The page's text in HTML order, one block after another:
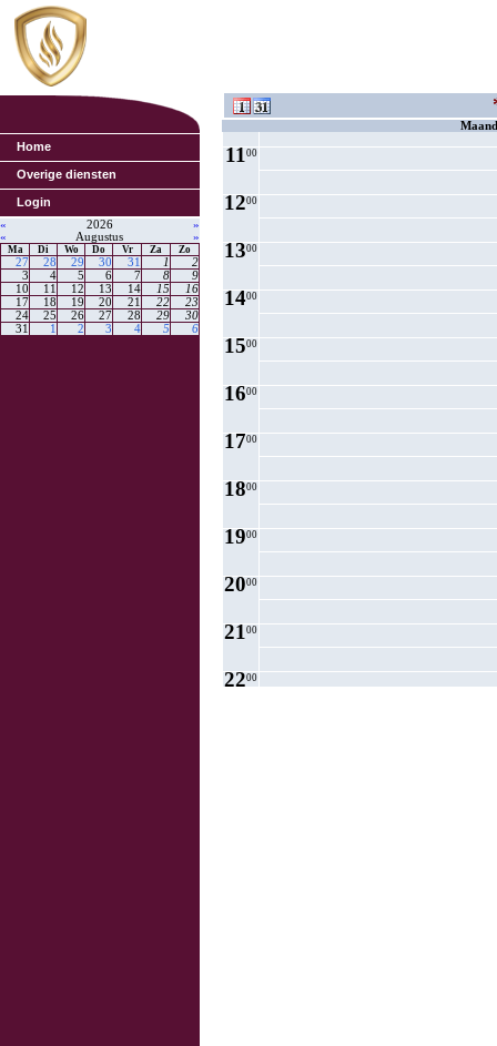
Home
Overige diensten
Login
« 2026
»
«
Augustus »
Ma Di Wo Do Vr Za Zo
27 28 29 30 31 1
2
3
4 5 6 7 8
9
10
11 12 13 14 15
16
17
18 19 20 21 22
23
24
25 26 27 28 29
30
31
1 2 3 4 5 6
1000
1100
1200
1300
1400
1500
1600
1700
1800
1900
2000
2100
2200